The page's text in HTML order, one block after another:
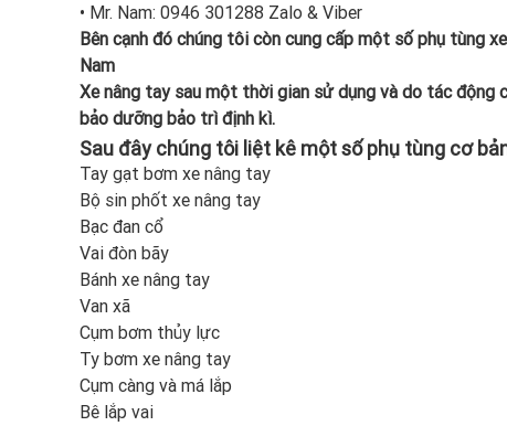
• Mr. Nam: 0946 301288 Zalo & Viber
Bên cạnh đó chúng tôi còn cung cấp một số phụ tùng
Nam
Xe nâng tay sau một thời gian sử dụng và do tác động
bảo dưỡng bảo trì định kì.
Sau đây chúng tôi liệt kê một số phụ tùng cơ
Tay gạt bơm xe nâng tay
Bộ sin phốt xe nâng tay
Bạc đan cổ
Vai đòn bãy
Bánh xe nâng tay
Van xã
Cụm bơm thủy lực
Ty bơm xe nâng tay
Cụm càng và má lắp
Bê lắp vai